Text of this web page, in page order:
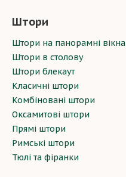
Штори
Штори на панорамні вікна
Штори в столову
Штори блекаут
Класичні штори
Комбіновані штори
Оксамитові штори
Прямі штори
Римські штори
Тюлі та фіранки